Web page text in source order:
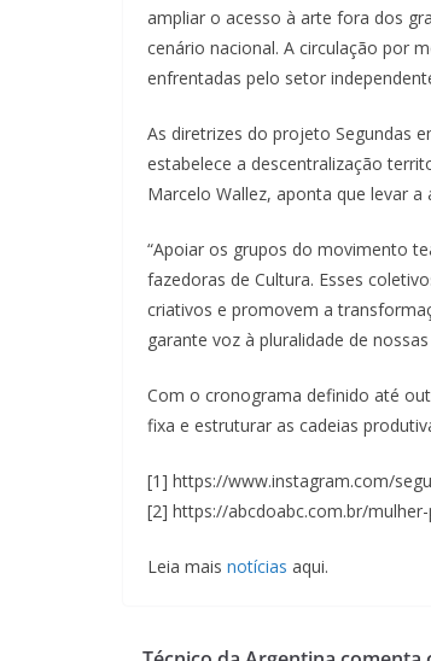
ampliar o acesso à arte fora dos
cenário nacional. A circulação por
enfrentadas pelo setor
As diretrizes do projeto Segundas
estabelece a descentralização
Marcelo Wallez, aponta que levar
“Apoiar os grupos do movimento
fazedoras de Cultura. Esses
criativos e promovem a
garante voz à pluralidade de
Com o cronograma definido até
fixa e estruturar as cadeias
[1] https://www.instagram.com/
[2] https://abcdoabc.com.br/
Leia mais notícias aqui.